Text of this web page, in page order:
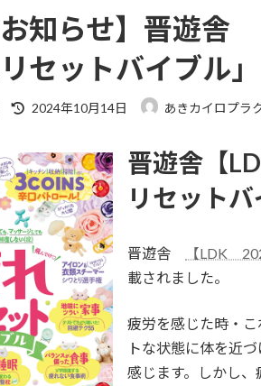
お知らせ】晋遊
セットバイブル」
最
新
日
時
:
2024年10月14日 あきカイロプラ
晋遊舎【
リセットバ
晋遊舎 【LDK
載されました。
疲労を感じた時・
トな状態に体を近
感じます。しかし